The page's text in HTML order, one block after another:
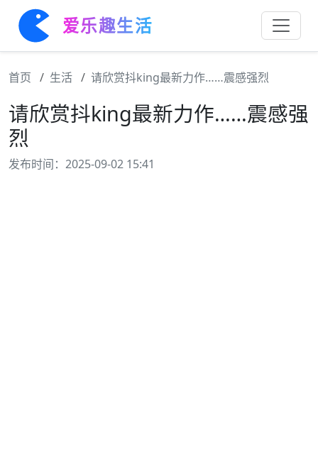
爱乐趣生活
首页 生活 请欣赏抖king最新力作……震感强烈
请欣赏抖king最新力作……震感强
烈
发布时间：2025-09-02 15:41